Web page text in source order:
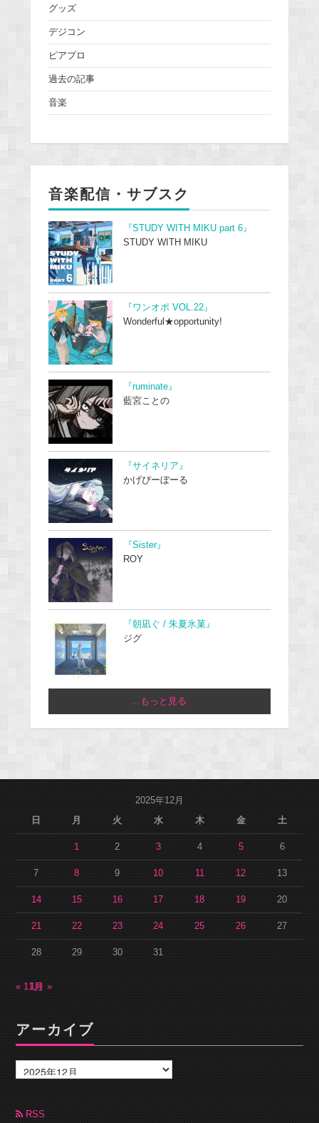
グッズ
デジコン
ピアプロ
過去の記事
音楽
音楽配信・サブスク
『STUDY WITH MIKU part 6』
STUDY WITH MIKU
『ワンオポ VOL.22』
Wonderful★opportunity!
『ruminate』
藍宮ことの
『サイネリア』
かげぴーぼーる
『Sister』
ROY
『朝凪ぐ / 朱夏氷菓』
ジグ
...もっと見る
2025年12月
日
月 火 水 木 金 土
1 2 3 4 5 6
7 8 9 10 11 12 13
14 15 16 17 18 19 20
21 22 23 24 25 26 27
28 29 30 31
« 11月1月 »
アーカイブ
ー
カ
ブRSS